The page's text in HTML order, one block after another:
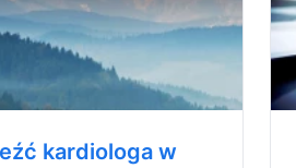
kardiologa w